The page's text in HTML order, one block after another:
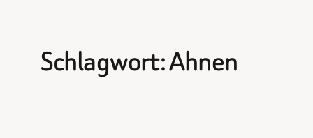
Schlagwort:Ahnen